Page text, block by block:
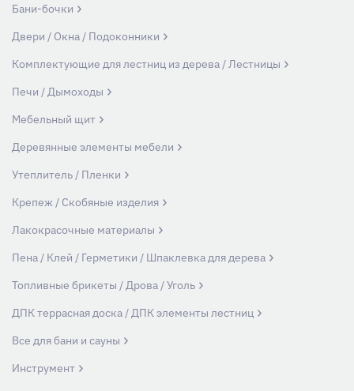
Бани-бочки
Двери / Окна / Подоконники
Комплектующие для лестниц из дерева / Лестницы
Печи / Дымоходы
Мебельный щит
Деревянные элементы мебели
Утеплитель / Пленки
Крепеж / Скобяные изделия
Лакокрасочные материалы
Пена / Клей / Герметики / Шпаклевка для дерева
Топливные брикеты / Дрова / Уголь
ДПК террасная доска / ДПК элементы лестниц
Все для бани и сауны
Инструмент